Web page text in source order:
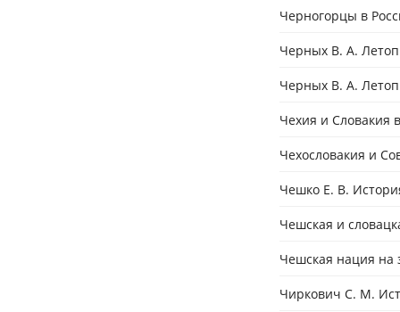
Черногорцы в
Черных В. А.
Черных В. А.
Чехия и Словакия
Чехословакия и
Чешко Е. В.
Чешская и
Чешская нация на
Чиркович С. М.